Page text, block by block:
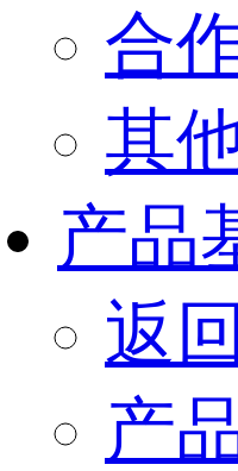
合
其
产品
返
产